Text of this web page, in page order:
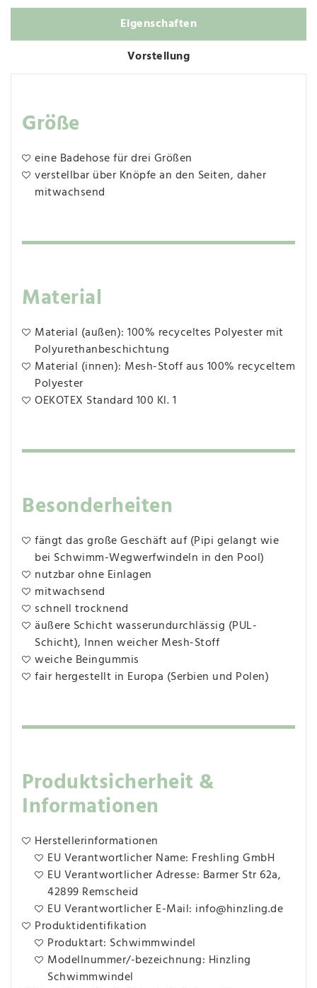
Eigenschaften
Vorstellung
Größe
eine Badehose für drei Größen
verstellbar über Knöpfe an den Seiten, daher
mitwachsend
Material
Material (außen): 100% recyceltes Polyester mit
Polyurethanbeschichtung
Material (innen): Mesh-Stoff aus 100% recyceltem
Polyester
OEKOTEX Standard 100 Kl. 1
Besonderheiten
fängt das große Geschäft auf (Pipi gelangt wie
bei Schwimm-Wegwerfwindeln in den Pool)
nutzbar ohne Einlagen
mitwachsend
schnell trocknend
äußere Schicht wasserundurchlässig (PUL-
Schicht), Innen weicher Mesh-Stoff
weiche Beingummis
fair hergestellt in Europa (Serbien und Polen)
Produktsicherheit &
Informationen
Herstellerinformationen
EU Verantwortlicher Name: Freshling GmbH
EU Verantwortlicher Adresse: Barmer Str 62a,
42899 Remscheid
EU Verantwortlicher E-Mail: info@hinzling.de
Produktidentifikation
Produktart: Schwimmwindel
Modellnummer/-bezeichnung: Hinzling
Schwimmwindel